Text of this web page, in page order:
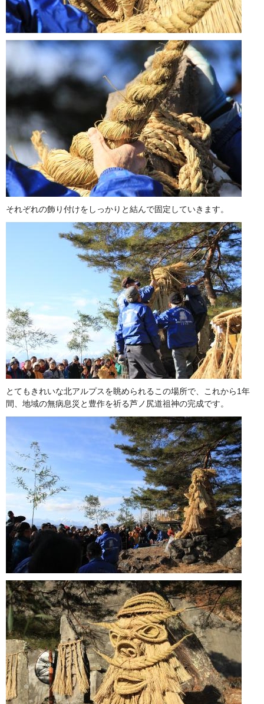
それぞれの飾り付けをしっかりと結んで固定していきます。
とてもきれいな北アルプスを眺められるこの場所で、これから1年
間、地域の無病息災と豊作を祈る芦ノ尻道祖神の完成です。